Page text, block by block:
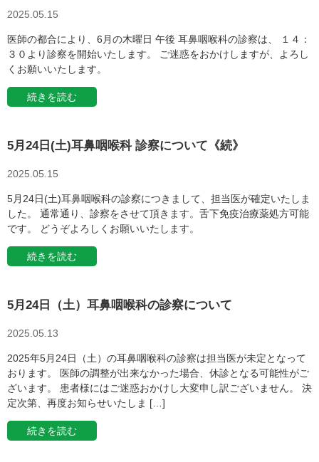
2025.05.15
医師の都合により、6月の木曜日 午後 耳鼻咽喉科の診察は、 １４：
３０より診察を開始いたします。 ご迷惑をおかけしますが、よろし
くお願いいたします。
続きを読む
5月24日(土)耳鼻咽喉科 診察について《続》
2025.05.15
5月24日(土)耳鼻咽喉科の診察につきまして、担当医が確定いたしま
した。 通常通り、診察をさせて頂きます。舌下免疫治療薬処方可能
です。 どうぞよろしくお願いいたします。
続きを読む
5月24日（土）耳鼻咽喉科の診察について
2025.05.13
2025年5月24日（土）の耳鼻咽喉科の診察は担当医が未定となって
おります。 医師の調整が出来なかった場合、休診となる可能性がご
ざいます。 患者様にはご迷惑おかけし大変申し訳ございません。 決
定次第、再度お知らせいたしま […]
続きを読む